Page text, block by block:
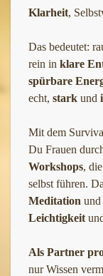
Klarheit,
Das bedeutet:
rein in klare
spürbare
echt, stark und
Mit dem
Du Frauen
Workshops,
selbst führen.
Meditation und
Leichtigkeit
Als Partner
nur Wissen